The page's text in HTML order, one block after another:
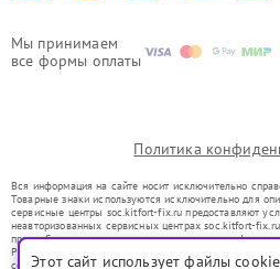
Мы принимаем
все формы оплаты
Политика
Вся информация на сайте носит исключительно
Товарные знаки используются исключительно для
сервисные центры soc.kitfort-fix.ru предоставляют
неавторизованных сервисных центрах soc.kitfort-
правообладателями товарных знаков или их
Ремонт осуществляется для устройств, уже
со статьей 1487 ГК РФ.
Этот сайт использует файлы